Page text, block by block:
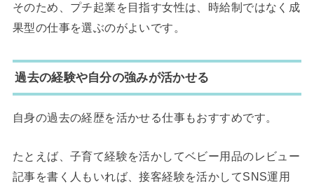
そのため、プチ起業を目指す女性は、時給制ではなく成
果型の仕事を選ぶのがよいです。
過去の経験や自分の強みが活かせる
自身の過去の経歴を活かせる仕事もおすすめです。
たとえば、子育て経験を活かしてベビー用品のレビュー
記事を書く人もいれば、接客経験を活かしてSNS運用